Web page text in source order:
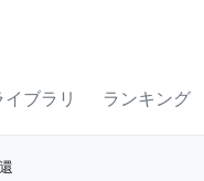
イブラリ ランキング